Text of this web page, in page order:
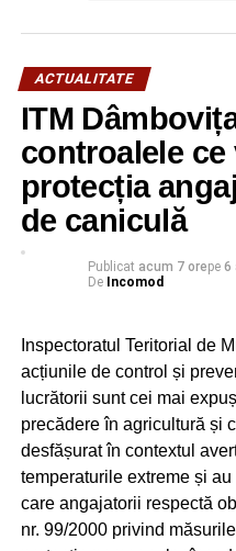
ACTUALITATE
ITM
controalele ce
protecția
de caniculă
Publicat acum 7 orepe 6
De Incomod
Inspectoratul Teritorial de
acțiunile de control și
lucrătorii sunt cei mai
precădere în agricultură și
desfășurat în contextul
temperaturile extreme și
care angajatorii respectă
nr. 99/2000 privind